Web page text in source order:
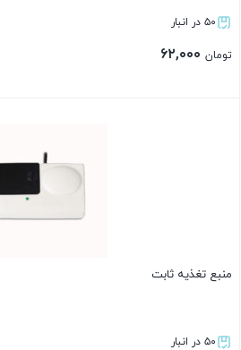
۵۰ در انبار
تومان
منبع تغذیه ثابت
۵۰ در انبار